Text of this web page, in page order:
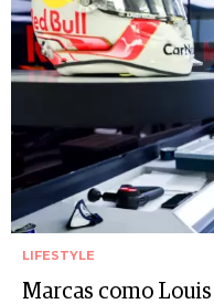
LIFESTYLE
Marcas como